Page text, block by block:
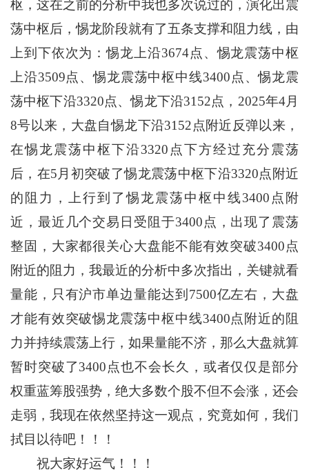
枢，这在之前的分析中我也多次说过的，演化出震
荡中枢后，惕龙阶段就有了五条支撑和阻力线，由
上到下依次为：惕龙上沿3674点、惕龙震荡中枢
上沿3509点、惕龙震荡中枢中线3400点、惕龙震
荡中枢下沿3320点、惕龙下沿3152点，2025年4月
8号以来，大盘自惕龙下沿3152点附近反弹以来，
在惕龙震荡中枢下沿3320点下方经过充分震荡
后，在5月初突破了惕龙震荡中枢下沿3320点附近
的阻力，上行到了惕龙震荡中枢中线3400点附
近，最近几个交易日受阻于3400点，出现了震荡
整固，大家都很关心大盘能不能有效突破3400点
附近的阻力，我最近的分析中多次指出，关键就看
量能，只有沪市单边量能达到7500亿左右，大盘
才能有效突破惕龙震荡中枢中线3400点附近的阻
力并持续震荡上行，如果量能不济，那么大盘就算
暂时突破了3400点也不会长久，或者仅仅是部分
权重蓝筹股强势，绝大多数个股不但不会涨，还会
走弱，我现在依然坚持这一观点，究竟如何，我们
拭目以待吧！！！
祝大家好运气！！！